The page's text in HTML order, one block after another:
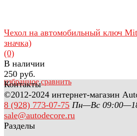
избранное сравнить
Чехол на автомобильный ключ
значка)
(0)
В наличии
250 руб.
Контакты
©2012-2024 интернет-магазин
8 (928) 773-07-75 Пн—Вс
sale@autodecore.ru
Разделы